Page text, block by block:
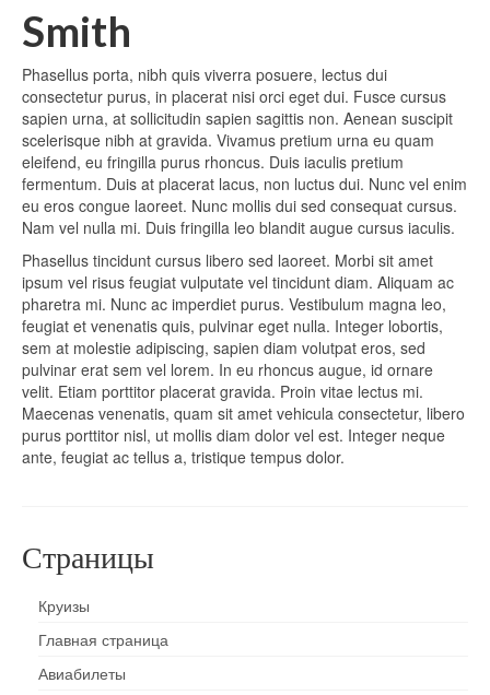
Smith
Phasellus porta, nibh quis viverra posuere, lectus dui
consectetur purus, in placerat nisi orci eget dui. Fusce cursus
sapien urna, at sollicitudin sapien sagittis non. Aenean suscipit
scelerisque nibh at gravida. Vivamus pretium urna eu quam
eleifend, eu fringilla purus rhoncus. Duis iaculis pretium
fermentum. Duis at placerat lacus, non luctus dui. Nunc vel enim
eu eros congue laoreet. Nunc mollis dui sed consequat cursus.
Nam vel nulla mi. Duis fringilla leo blandit augue cursus iaculis.
Phasellus tincidunt cursus libero sed laoreet. Morbi sit amet
ipsum vel risus feugiat vulputate vel tincidunt diam. Aliquam ac
pharetra mi. Nunc ac imperdiet purus. Vestibulum magna leo,
feugiat et venenatis quis, pulvinar eget nulla. Integer lobortis,
sem at molestie adipiscing, sapien diam volutpat eros, sed
pulvinar erat sem vel lorem. In eu rhoncus augue, id ornare
velit. Etiam porttitor placerat gravida. Proin vitae lectus mi.
Maecenas venenatis, quam sit amet vehicula consectetur, libero
purus porttitor nisl, ut mollis diam dolor vel est. Integer neque
ante, feugiat ac tellus a, tristique tempus dolor.
Страницы
Круизы
Главная страница
Авиабилеты